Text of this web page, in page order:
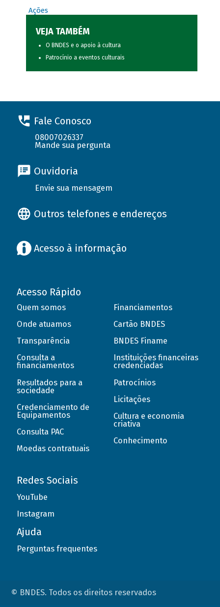
Ações
VEJA TAMBÉM
O BNDES e o apoio à cultura
Patrocínio a eventos culturais
Fale Conosco
08007026337
Mande sua pergunta
Ouvidoria
Envie sua mensagem
Outros telefones e endereços
Acesso à informação
Acesso Rápido
Quem somos
Onde atuamos
Transparência
Consulta a
financiamentos
Resultados para a
sociedade
Credenciamento de
Equipamentos
Consulta PAC
Moedas contratuais
Financiamentos
Cartão BNDES
BNDES Finame
Instituições financeiras
credenciadas
Patrocínios
Licitações
Cultura e economia
criativa
Conhecimento
Redes Sociais
YouTube
Instagram
Ajuda
Perguntas frequentes
© BNDES. Todos os direitos reservados